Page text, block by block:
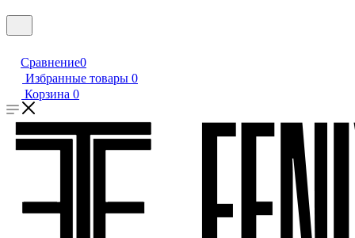
Сравнение0
Избранные товары 0
Корзина 0